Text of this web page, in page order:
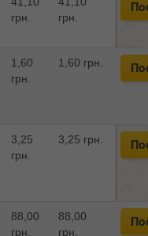
грн.
грн.
1,60
грн.
1,60 грн.
3,25
грн.
3,25 грн.
88,00
грн.
88,00
грн.